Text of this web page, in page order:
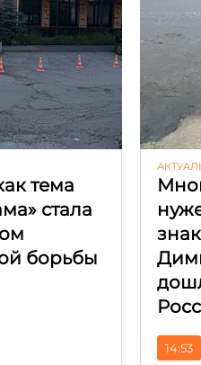
тема
стала
борьбы
14:53